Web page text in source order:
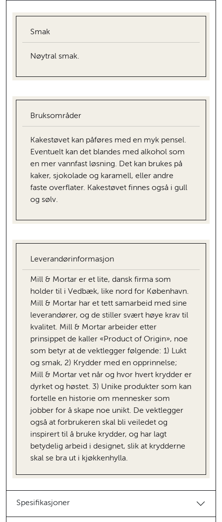
Smak
Nøytral smak.
Bruksområder
Kakestøvet kan påføres med en myk pensel.
Eventuelt kan det blandes med alkohol som
en mer vannfast løsning. Det kan brukes på
kaker, sjokolade og karamell, eller andre
faste overflater. Kakestøvet finnes også i gull
og sølv.
Leverandørinformasjon
Mill & Mortar er et lite, dansk firma som
holder til i Vedbæk, like nord for København.
Mill & Mortar har et tett samarbeid med sine
leverandører, og de stiller svært høye krav til
kvalitet. Mill & Mortar arbeider etter
prinsippet de kaller «Product of Origin», noe
som betyr at de vektlegger følgende: 1) Lukt
og smak, 2) Krydder med en opprinnelse;
Mill & Mortar vet når og hvor hvert krydder er
dyrket og høstet. 3) Unike produkter som kan
fortelle en historie om mennesker som
jobber for å skape noe unikt. De vektlegger
også at forbrukeren skal bli veiledet og
inspirert til å bruke krydder, og har lagt
betydelig arbeid i designet, slik at krydderne
skal se bra ut i kjøkkenhylla.
Spesifikasjoner